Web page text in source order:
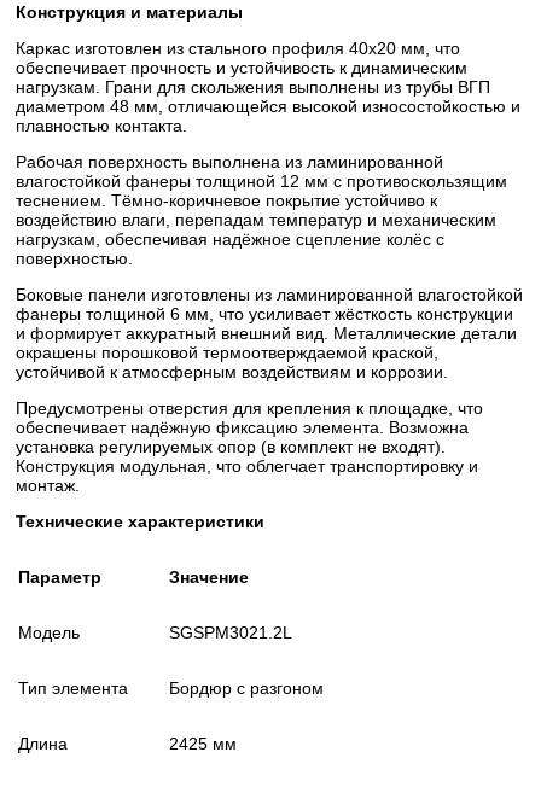
Конструкция и материалы
Каркас изготовлен из стального профиля 40х20 мм, что
обеспечивает прочность и устойчивость к динамическим
нагрузкам. Грани для скольжения выполнены из трубы ВГП
диаметром 48 мм, отличающейся высокой износостойкостью и
плавностью контакта.
Рабочая поверхность выполнена из ламинированной
влагостойкой фанеры толщиной 12 мм с противоскользящим
теснением. Тёмно-коричневое покрытие устойчиво к
воздействию влаги, перепадам температур и механическим
нагрузкам, обеспечивая надёжное сцепление колёс с
поверхностью.
Боковые панели изготовлены из ламинированной влагостойкой
фанеры толщиной 6 мм, что усиливает жёсткость конструкции
и формирует аккуратный внешний вид. Металлические детали
окрашены порошковой термоотверждаемой краской,
устойчивой к атмосферным воздействиям и коррозии.
Предусмотрены отверстия для крепления к площадке, что
обеспечивает надёжную фиксацию элемента. Возможна
установка регулируемых опор (в комплект не входят).
Конструкция модульная, что облегчает транспортировку и
монтаж.
Технические характеристики
Параметр Значение
Модель SGSPM3021.2L
Тип элемента Бордюр с разгоном
Длина 2425 мм